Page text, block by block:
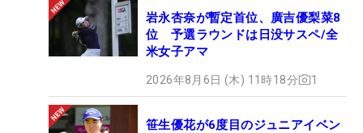
岩永杏奈が暫定首位、廣吉優梨菜8
位 予選ラウンドは日没サスペ/全
米女子アマ
2026年8月6日 (木) 11時18分 1
笹生優花が6度目のジュニアイベン